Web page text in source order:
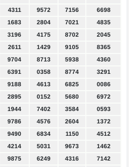
4311 9572 7156
6698
1683 2804 7021
4835
3196 4175 8702
2045
2611 1429 9105
8365
9704 8713 5938
4360
6391 0358 8774
3291
9188 4613 6825
0086
2895 0152 5680
6972
1944 7402 3584
0593
9786 4576 2604
1372
9490 6834 1150
4512
4214 5031 9673
1462
9875 6249 4316
7142